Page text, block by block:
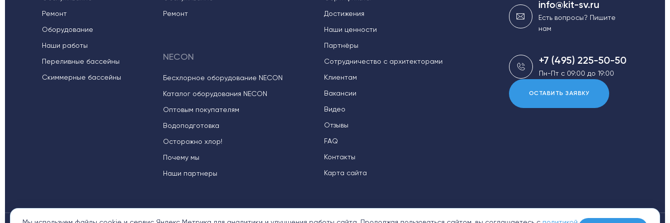
Ремонт
Оборудование
Наши работы
Переливные бассейны
Скиммерные бассейны
Ремонт
NECON
Бесхлорное оборудование NECON
Каталог оборудования NECON
Оптовым покупателям
Водоподготовка
Осторожно хлор!
Почему мы
Наши партнеры
Достижения
Наши ценности
Партнёры
Сотрудничество с архитекторами
Клиентам
Вакансии
Видео
Отзывы
FAQ
Контакты
Карта сайта
info@kit-sv.ru
Есть вопросы? Пишите
нам
+7 (495) 225-50-50
Пн-Пт с 09:00 до 19:00
ОСТАВИТЬ ЗАЯВКУ